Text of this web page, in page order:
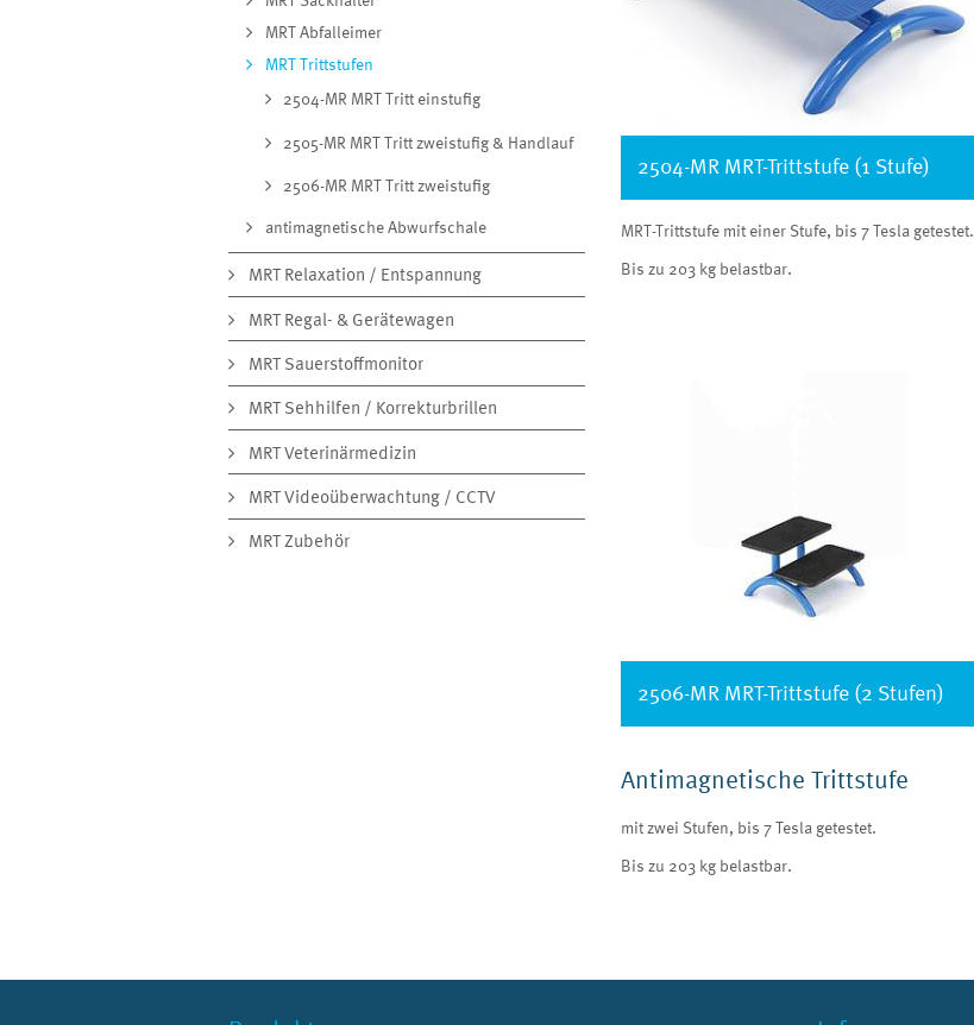
MRT Abfalleimer
MRT Trittstufen
2504-MR MRT Tritt einstufig
2505-MR MRT Tritt zweistufig & Handlauf
2506-MR MRT Tritt zweistufig
antimagnetische Abwurfschale
MRT Relaxation / Entspannung
MRT Regal- & Gerätewagen
MRT Sauerstoffmonitor
MRT Sehhilfen / Korrekturbrillen
MRT Veterinärmedizin
MRT Videoüberwachtung / CCTV
MRT Zubehör
2504-MR MRT-Trittstufe (1 Stufe)
MRT-Trittstufe mit einer Stufe, bis 7 Tesla getestet.
Bis zu 203 kg belastbar.
2506-MR MRT-Trittstufe (2 Stufen)
Antimagnetische Trittstufe
mit zwei Stufen, bis 7 Tesla getestet.
Bis zu 203 kg belastbar.